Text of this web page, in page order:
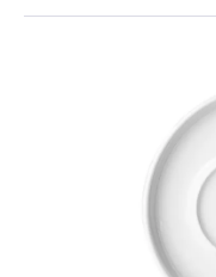
Bildergalerie